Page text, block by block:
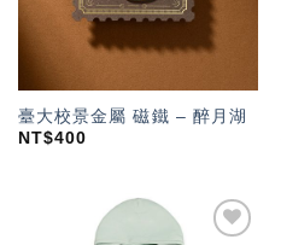
臺大校景金屬 磁鐵 – 醉月湖
NT$400